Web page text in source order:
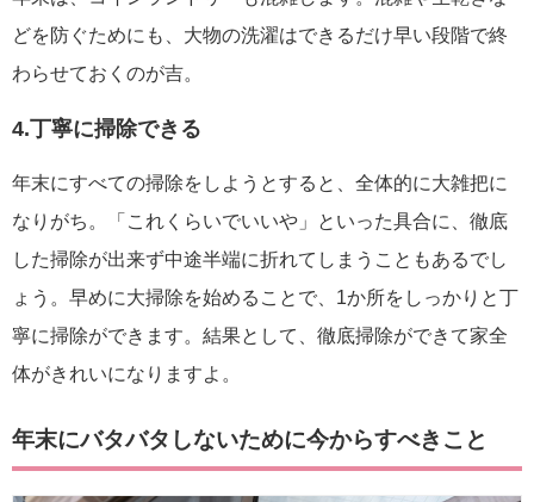
どを防ぐためにも、大物の洗濯はできるだけ早い段階で終
わらせておくのが吉。
4.丁寧に掃除できる
年末にすべての掃除をしようとすると、全体的に大雑把に
なりがち。「これくらいでいいや」といった具合に、徹底
した掃除が出来ず中途半端に折れてしまうこともあるでし
ょう。早めに大掃除を始めることで、1か所をしっかりと丁
寧に掃除ができます。結果として、徹底掃除ができて家全
体がきれいになりますよ。
年末にバタバタしないために今からすべきこと